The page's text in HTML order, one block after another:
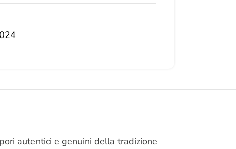
autentici e genuini della tradizione